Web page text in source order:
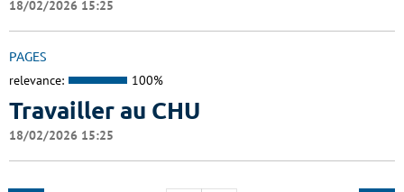
18/02/2026 15:25
PAGES
relevance: 100%
Travailler au CHU
18/02/2026 15:25